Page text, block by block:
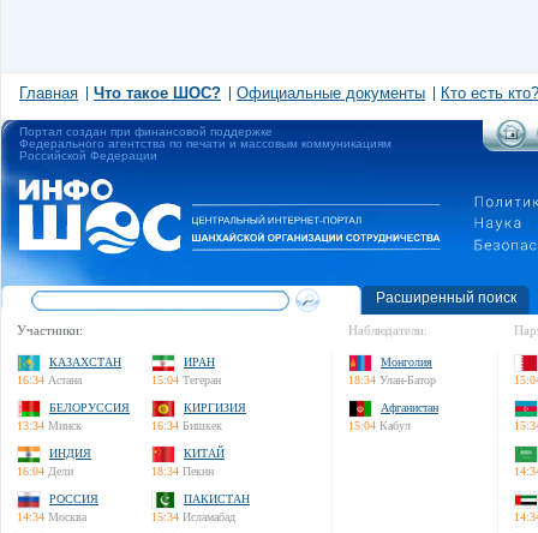
Главная Что такое ШОС? Официальные документы Кто есть кто?
Портал создан при финансовой поддержке
Федерального агентства по печати и массовым коммуникациям
Российской Федерации
Расширенный поиск
Участники:
КАЗАХСТАН
16:34 Астана
ИРАН
15:04 Тегеран
БЕЛОРУССИЯ
13:34 Минск
КИРГИЗИЯ
16:34 Бишкек
ИНДИЯ
16:04 Дели
КИТАЙ
18:34 Пекин
РОССИЯ
14:34 Москва
ПАКИСТАН
15:34 Исламабад
Наблюдатели:
Монголия
18:34 Улан-Батор
Афганистан
15:04 Кабул